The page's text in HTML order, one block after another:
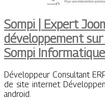
Sompi | Expert
dévelop­pe­ment
Sompi
Développeur Consultant
de site internet
android.